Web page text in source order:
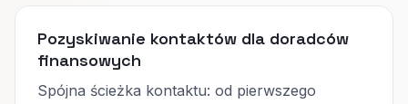
Pozyskiwanie kontaktów dla doradców
finansowych
Spójna ścieżka kontaktu: od pierwszego